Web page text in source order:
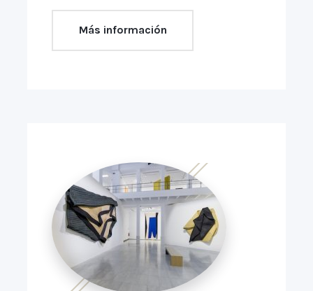
Más información